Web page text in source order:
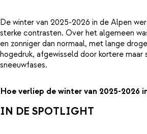
De winter van 2025-2026 in de Alpen
sterke contrasten. Over het algemeen
en zonniger dan normaal, met lange
hogedruk, afgewisseld door kortere maar
sneeuwfases.
Hoe verliep de winter van 2025-2026
IN DE SPOTLIGHT